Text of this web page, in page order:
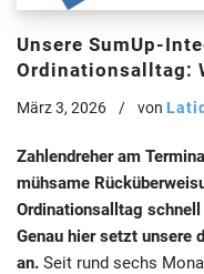
Unsere SumUp-
Ordinationsalltag:
Aufwand, mehr
März 3, 2026 von
Zahlendreher am
mühsame
Ordinationsalltag
Genau hier setzt unsere
an. Seit rund sechs